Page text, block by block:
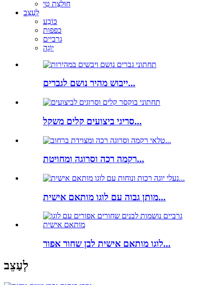
חוּלצַת טִי
לְעַצֵב
כּוֹבַע
כפפות
גרביים
יוֹגָה
ייבוש מהיר נושם לגברים...
סריגי ביצועים קלים משקל...
רקמה רכה וסרוגה ומחויטת...
מותן גבוה עם לוגו מותאם אישית...
לוגו מותאם אישית לבן שחור אפור...
לְעַצֵב